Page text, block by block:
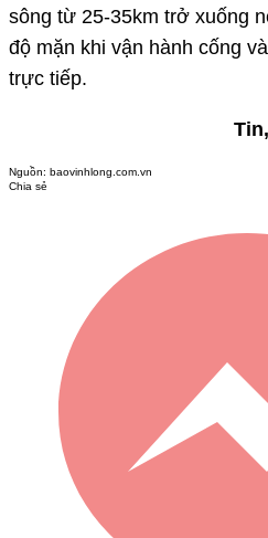
sông từ 25-35km trở xuống
độ mặn khi vận hành cống
trực tiếp.
Nguồn: baovinhlong.com.vn
Chia sẻ